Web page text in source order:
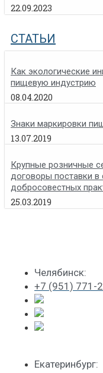
22.09.2023
СТАТЬИ
Как экологические
пищевую индустрию
08.04.2020
Знаки маркировки
13.07.2019
Крупные розничные
договоры поставки в
добросовестных
25.03.2019
Челябинск:
+7 (951) 771-
Екатеринбург: